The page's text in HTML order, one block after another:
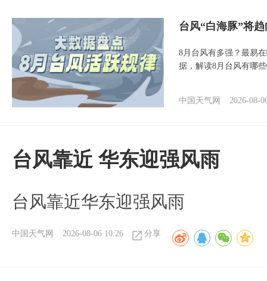
台风“白海豚”将
8月台风有多强？最易
据，解读8月台风有哪
中国天气网 2026-08-
台风靠近 华东迎强风雨
台风靠近华东迎强风雨
中国天气网 2026-08-06 10:26 分享